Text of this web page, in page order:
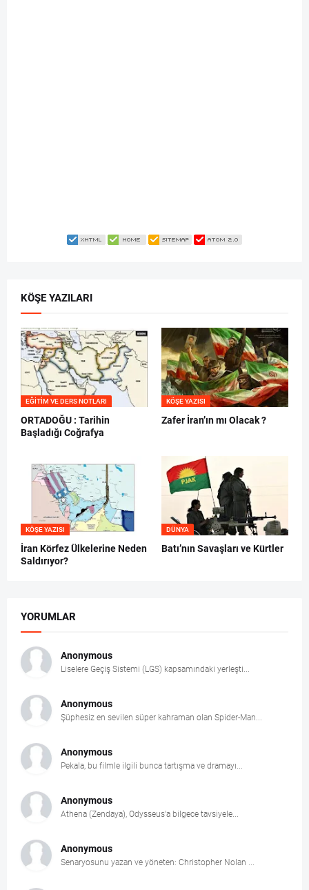
KÖŞE YAZILARI
EĞITIM VE DERS NOTLARI
ORTADOĞU : Tarihin
Başladığı Coğrafya
KÖŞE YAZISI
Zafer İran’ın mı Olacak ?
KÖŞE YAZISI
İran Körfez Ülkelerine Neden
Saldırıyor?
DÜNYA
Batı’nın Savaşları ve Kürtler
YORUMLAR
Anonymous
Liselere Geçiş Sistemi (LGS) kapsamındaki yerleşti...
Anonymous
Şüphesiz en sevilen süper kahraman olan Spider-Man...
Anonymous
Pekala, bu filmle ilgili bunca tartışma ve dramayı...
Anonymous
Athena (Zendaya), Odysseus'a bilgece tavsiyele...
Anonymous
Senaryosunu yazan ve yöneten: Christopher Nolan ...